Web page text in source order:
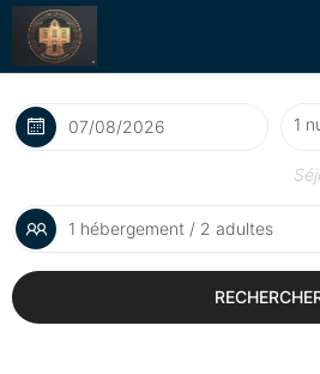
1 hébergement / 2 adultes